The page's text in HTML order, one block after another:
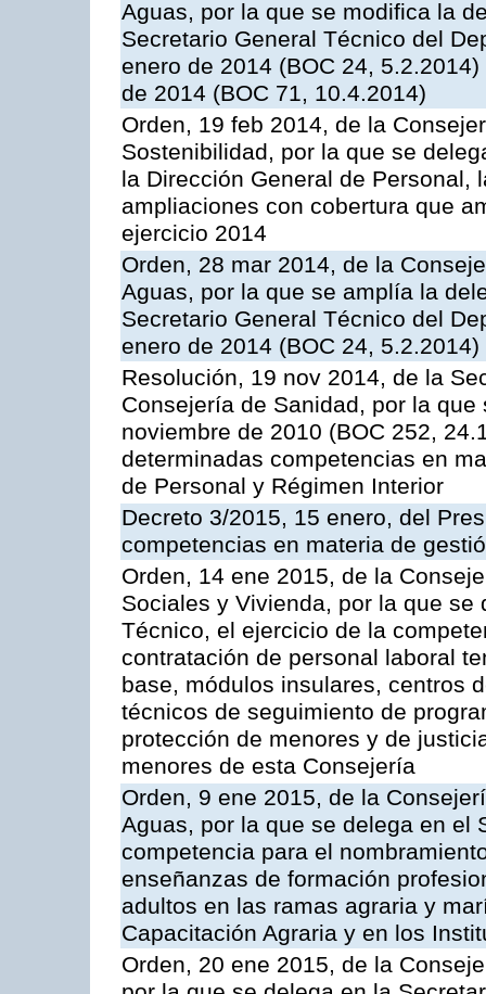
Aguas, por la que se modifica la
Secretario General Técnico del
enero de 2014 (BOC 24,
de 2014 (BOC 71, 10.4.2014)
Orden, 19 feb 2014, de la
Sostenibilidad, por la que se
la Dirección General de Personal,
ampliaciones con cobertura que
ejercicio 2014
Orden, 28 mar 2014, de la
Aguas, por la que se amplía la
Secretario General Técnico del
enero de 2014 (BOC 24, 5.2.2014)
Resolución, 19 nov 2014, de la
Consejería de Sanidad, por la
noviembre de 2010 (BOC 252,
determinadas competencias en
de Personal y Régimen Interior
Decreto 3/2015, 15 enero, del
competencias en materia de
Orden, 14 ene 2015, de la
Sociales y Vivienda, por la que
Técnico, el ejercicio de la
contratación de personal laboral
base, módulos insulares, centros
técnicos de seguimiento de
protección de menores y de
menores de esta Consejería
Orden, 9 ene 2015, de la
Aguas, por la que se delega en el
competencia para el
enseñanzas de formación
adultos en las ramas agraria y
Capacitación Agraria y en los
Orden, 20 ene 2015, de la